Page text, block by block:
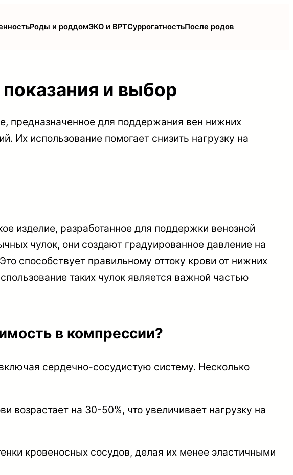
Роды и роддомЭКО и ВРТСуррогатностьПосле родов
и выбор
предназначенное для поддержания вен нижних
Их использование помогает снизить нагрузку на
изделие, разработанное для поддержки венозной
чулок, они создают градуированное давление на
способствует правильному оттоку крови от нижних
таких чулок является важной частью
в компрессии?
сердечно-сосудистую систему. Несколько
на 30-50%, что увеличивает нагрузку на
кровеносных сосудов, делая их менее эластичными